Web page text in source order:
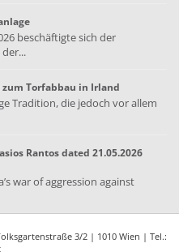
beschäftigte sich der
Torfabbau in Irland
Tradition, die jedoch vor allem
Rantos dated 21.05.2026
war of aggression against
3/2 | 1010 Wien | Tel.: